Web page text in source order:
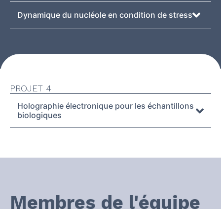
Dynamique du nucléole en condition de stress
PROJET 4
Holographie électronique pour les échantillons
biologiques
Membres de l'équipe